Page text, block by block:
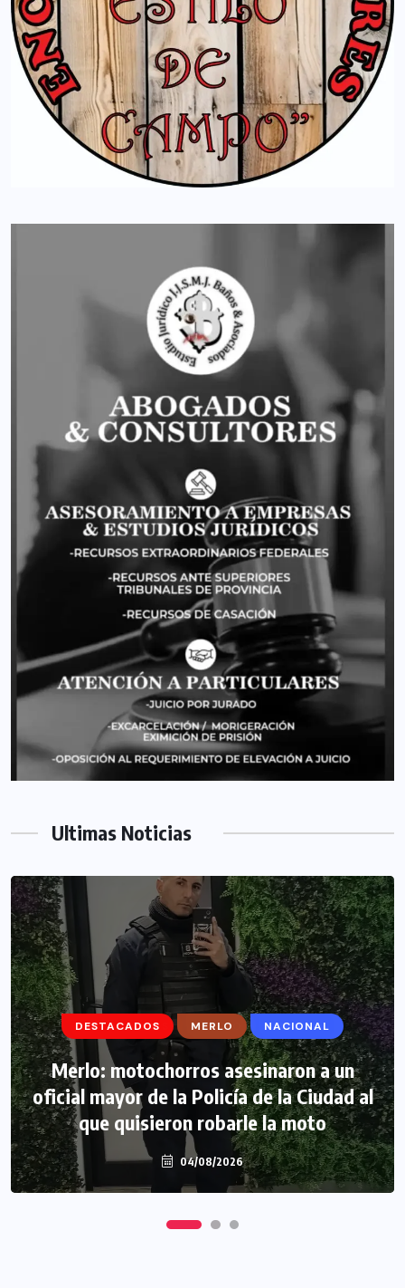
Ultimas Noticias
DESTACADOS MERLO NACIONAL
Merlo: motochorros asesinaron a un
oficial mayor de la Policía de la Ciudad al
que quisieron robarle la moto
04/08/2026
DESTACADOS MERLO MORÓN
Morón: se negó a declarar la funcionaria
narco y seguirá detenida camino a
prisión preventiva
04/08/2026